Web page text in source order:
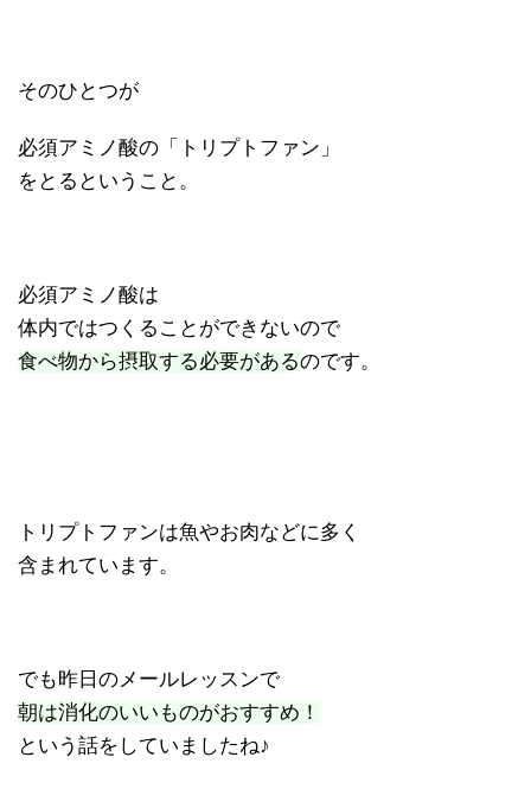
そのひとつが
必須アミノ酸の「トリプトファン」
をとるということ。
必須アミノ酸は
体内ではつくることができないので
食べ物から摂取する必要があるのです。
トリプトファンは魚やお肉などに多く
含まれています。
でも昨日のメールレッスンで
朝は消化のいいものがおすすめ！
という話をしていましたね♪